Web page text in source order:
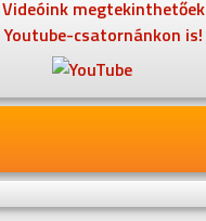
Videóink megtekinthetőek
Youtube-csatornánkon is!